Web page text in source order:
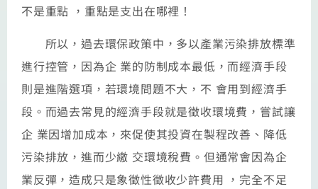
不是重點 ，重點是支出在哪裡！
所以，過去環保政策中，多以產業污染排放標準
進行控管，因為企 業的防制成本最低，而經濟手段
則是進階選項，若環境問題不大，不 會用到經濟手
段。而過去常見的經濟手段就是徵收環境費，嘗試讓
企 業因增加成本，來促使其投資在製程改善、降低
污染排放，進而少繳 交環境稅費。但通常會因為企
業反彈，造成只是象徵性徵收少許費用 ，完全不足